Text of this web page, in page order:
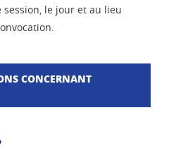
session, le jour et au lieu
CONCERNANT